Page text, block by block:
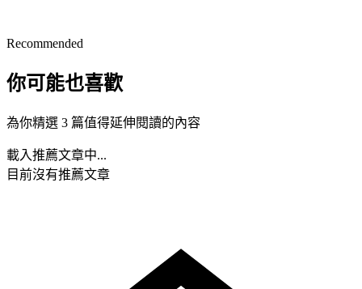
Recommended
你可能也喜歡
為你精選 3 篇值得延伸閱讀的內容
載入推薦文章中...
目前沒有推薦文章